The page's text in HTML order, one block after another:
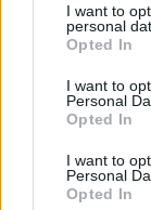
not limited to
grant or deny
use your data
consent section.
I want to
personal
Opted In
I want to
Personal
Opted In
I want to
Personal
Opted In
ÖRÖMHÍR:
INFLÁCIÓ
Júliusban
összevetésben a